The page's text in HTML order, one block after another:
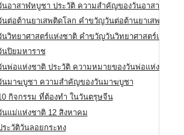
นอาสาฬหบูชา ประวัติ ความสําคัญของวันอาสาฬหบูชา
นต่อต้านยาเสพติดโลก คำขวัญวันต่อต้านยาเสพติดสากล
นวิทยาศาสตร์แห่งชาติ คำขวัญวันวิทยาศาสตร์แห่งชาติ
นปิยมหาราช
นพ่อแห่งชาติ ประวัติ ความหมายของวันพ่อแห่งชาติ
นมาฆบูชา ความสำคัญของวันมาฆบูชา
กิจกรรม ที่ต้องทำ ในวันตรุษจีน
นแม่แห่งชาติ 12 สิงหาคม
ระวัติวันลอยกระทง